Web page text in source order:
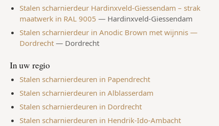
Stalen scharnierdeur Hardinxveld-Giessendam – strak
maatwerk in RAL 9005 — Hardinxveld-Giessendam
Stalen scharnierdeur in Anodic Brown met wijnnis —
Dordrecht — Dordrecht
In uw regio
Stalen scharnierdeuren in Papendrecht
Stalen scharnierdeuren in Alblasserdam
Stalen scharnierdeuren in Dordrecht
Stalen scharnierdeuren in Hendrik-Ido-Ambacht